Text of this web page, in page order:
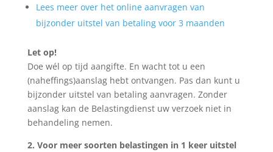
Lees meer over het online aanvragen van
bijzonder uitstel van betaling voor 3 maanden
Let op!
Doe wél op tijd aangifte. En wacht tot u een
(naheffings)aanslag hebt ontvangen. Pas dan kunt u
bijzonder uitstel van betaling aanvragen. Zonder
aanslag kan de Belastingdienst uw verzoek niet in
behandeling nemen.
2. Voor meer soorten belastingen in 1 keer uitstel